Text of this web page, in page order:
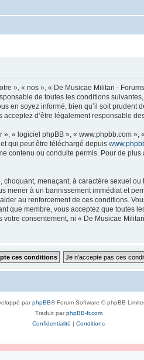
», « nos », « De Musicae Militari -
de toutes les conditions
en soyez informé, bien qu’il soit
d’être légalement responsable
« logiciel phpBB », « www.phpbb.com
qui peut être téléchargé depuis
contenu ou conduite permis. Pour de
menaçant, à caractère sexuel
à un bannissement immédiat et
au renforcement de ces conditions.
que membre, vous acceptez que toutes
consentement, ni « De Musicae
parphpBB® Forum Software © phpBB
Traduit parphpBB-fr.com
Confidentialité | Conditions